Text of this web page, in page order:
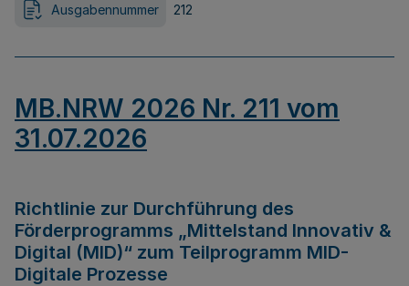
Ausgabennummer 212
MB.NRW 2026 Nr. 211 vom
31.07.2026
Richtlinie zur Durchführung des
Förderprogramms „Mittelstand Innovativ &
Digital (MID)“ zum Teilprogramm MID-
Digitale Prozesse